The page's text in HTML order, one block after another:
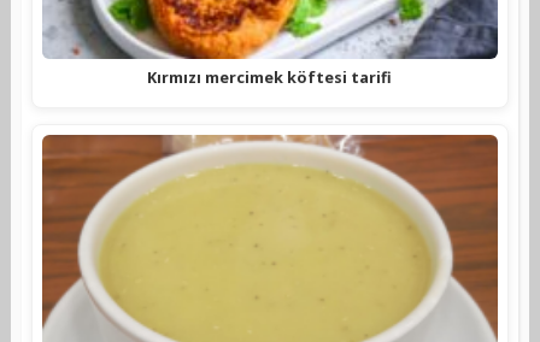
Kırmızı mercimek köftesi tarifi